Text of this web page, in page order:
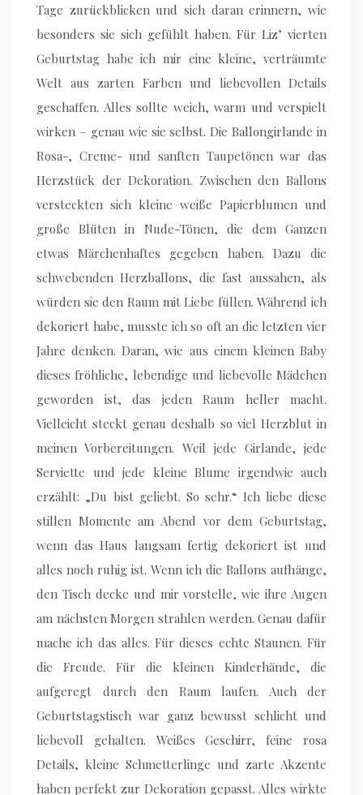
Tage zurückblicken und sich daran erinnern, wie
besonders sie sich gefühlt haben. Für Liz’ vierten
Geburtstag habe ich mir eine kleine, verträumte
Welt aus zarten Farben und liebevollen Details
geschaffen. Alles sollte weich, warm und verspielt
wirken – genau wie sie selbst. Die Ballongirlande in
Rosa-, Creme- und sanften Taupetönen war das
Herzstück der Dekoration. Zwischen den Ballons
versteckten sich kleine weiße Papierblumen und
große Blüten in Nude-Tönen, die dem Ganzen
etwas Märchenhaftes gegeben haben. Dazu die
schwebenden Herzballons, die fast aussahen, als
würden sie den Raum mit Liebe füllen. Während ich
dekoriert habe, musste ich so oft an die letzten vier
Jahre denken. Daran, wie aus einem kleinen Baby
dieses fröhliche, lebendige und liebevolle Mädchen
geworden ist, das jeden Raum heller macht.
Vielleicht steckt genau deshalb so viel Herzblut in
meinen Vorbereitungen. Weil jede Girlande, jede
Serviette und jede kleine Blume irgendwie auch
erzählt: „Du bist geliebt. So sehr.“ Ich liebe diese
stillen Momente am Abend vor dem Geburtstag,
wenn das Haus langsam fertig dekoriert ist und
alles noch ruhig ist. Wenn ich die Ballons aufhänge,
den Tisch decke und mir vorstelle, wie ihre Augen
am nächsten Morgen strahlen werden. Genau dafür
mache ich das alles. Für dieses echte Staunen. Für
die Freude. Für die kleinen Kinderhände, die
aufgeregt durch den Raum laufen. Auch der
Geburtstagstisch war ganz bewusst schlicht und
liebevoll gehalten. Weißes Geschirr, feine rosa
Details, kleine Schmetterlinge und zarte Akzente
haben perfekt zur Dekoration gepasst. Alles wirkte